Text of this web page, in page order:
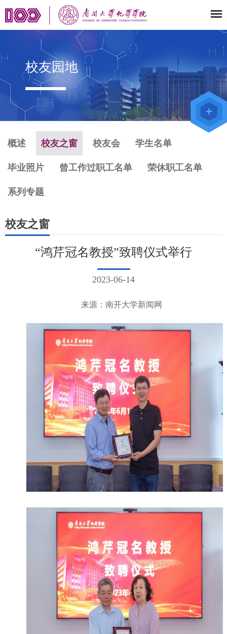
校友园地
概述 校友之窗 校友会 学生名单
毕业照片 曾工作过职工名单 荣休职工名单
系列专题
校友之窗
“鸿芹冠名教授”致聘仪式举行
2023-06-14
来源：南开大学新闻网